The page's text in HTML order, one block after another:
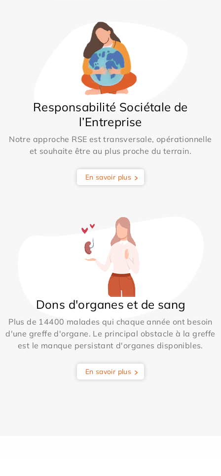
Responsabilité Sociétale de
l’Entreprise
Notre approche RSE est transversale, opérationnelle
et souhaite être au plus proche du terrain.
En savoir plus
Dons d'organes et de sang
Plus de 14400 malades qui chaque année ont besoin
d'une greffe d'organe. Le principal obstacle à la greffe
est le manque persistant d'organes disponibles.
En savoir plus